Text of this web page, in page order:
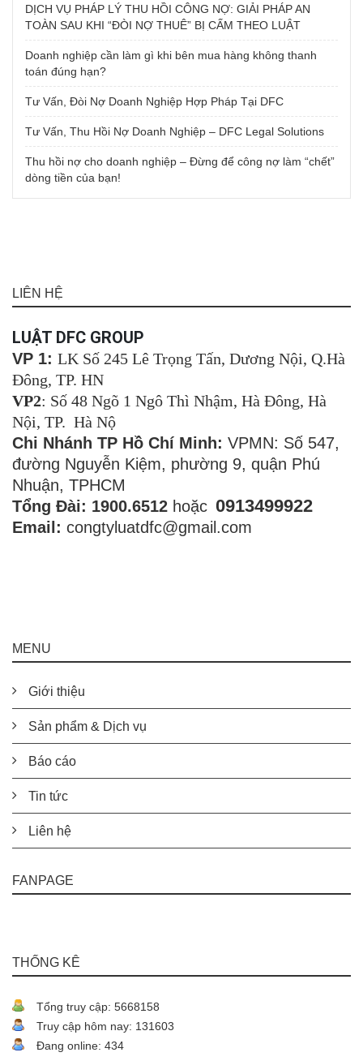
DỊCH VỤ PHÁP LÝ THU HỒI CÔNG NỢ: GIẢI PHÁP AN
TOÀN SAU KHI “ĐÒI NỢ THUÊ” BỊ CẤM THEO LUẬT
Doanh nghiệp cần làm gì khi bên mua hàng không thanh
toán đúng hạn?
Tư Vấn, Đòi Nợ Doanh Nghiệp Hợp Pháp Tại DFC
Tư Vấn, Thu Hồi Nợ Doanh Nghiệp – DFC Legal Solutions
Thu hồi nợ cho doanh nghiệp – Đừng để công nợ làm “chết”
dòng tiền của bạn!
LIÊN HỆ
LUẬT DFC GROUP
VP 1: LK Số 245 Lê Trọng Tấn, Dương Nội, Q.Hà
Đông, TP. HN
VP2: Số 48 Ngõ 1 Ngô Thì Nhậm, Hà Đông, Hà
Nội, TP. Hà Nộ
Chi Nhánh TP Hồ Chí Minh: VPMN: Số 547,
đường Nguyễn Kiệm, phường 9, quận Phú
Nhuận, TPHCM
Tổng Đài: 1900.6512 hoặc 0913499922
Email: congtyluatdfc@gmail.com
MENU
Giới thiệu
Sản phẩm & Dịch vụ
Báo cáo
Tin tức
Liên hệ
FANPAGE
THỐNG KÊ
Tổng truy cập: 5668158
Truy cập hôm nay: 131603
Đang online: 434